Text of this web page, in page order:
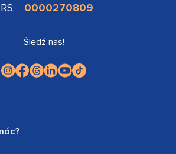
0000270809
Śledź nas!